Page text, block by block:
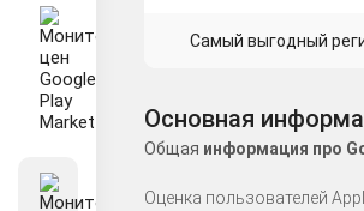
Самый выгодный
Основная
Общая информация про
Оценка пользователей